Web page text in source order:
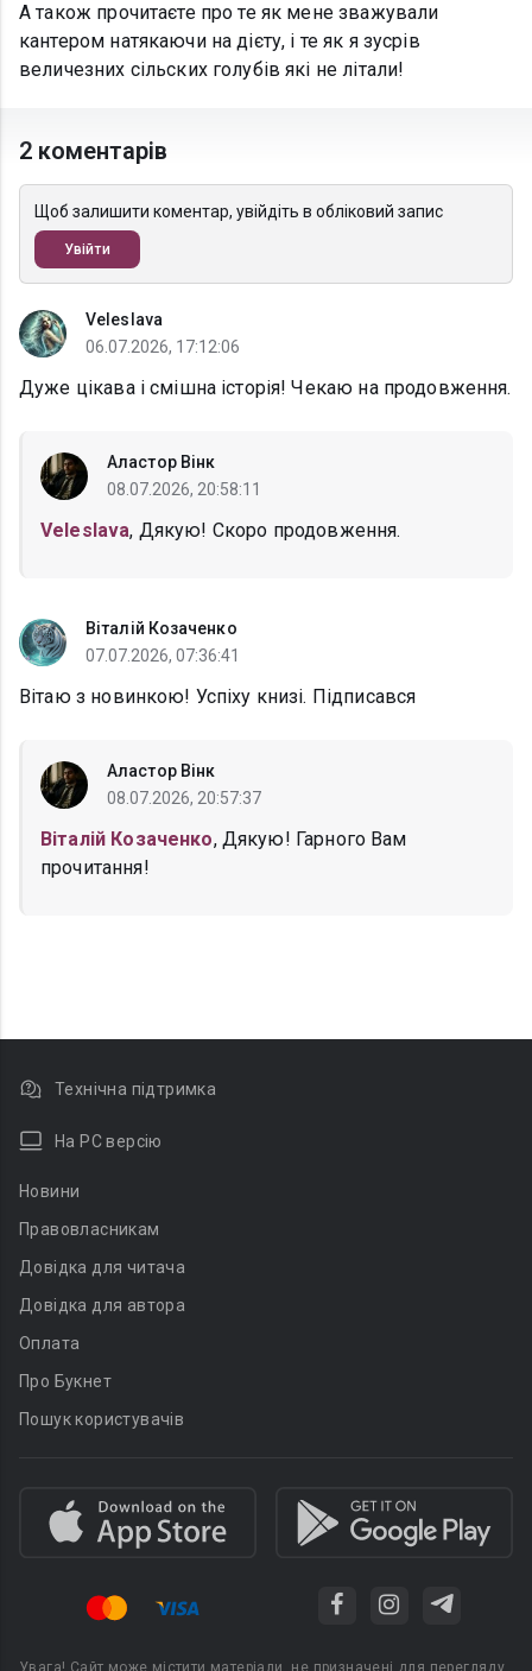
А також прочитаєте про те як мене зважували
кантером натякаючи на дієту, і те як я зусрів
величезних сільских голубів які не літали!
2 коментарів
Щоб залишити коментар, увійдіть в обліковий запис
Увійти
Veleslava
06.07.2026, 17:12:06
Дуже цікава і смішна історія! Чекаю на продовження.
Аластор Вінк
08.07.2026, 20:58:11
Veleslava, Дякую! Скоро продовження.
Віталій Козаченко
07.07.2026, 07:36:41
Вітаю з новинкою! Успіху книзі. Підписався
Аластор Вінк
08.07.2026, 20:57:37
Віталій Козаченко, Дякую! Гарного Вам
прочитання!
Технічна підтримка
На PC версію
Новини
Правовласникам
Довідка для читача
Довідка для автора
Оплата
Про Букнет
Пошук користувачів
Увага! Сайт може містити матеріали, не призначені для перегляду